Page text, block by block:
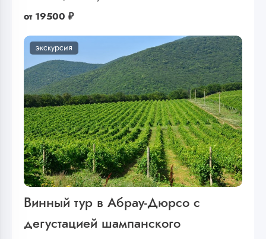
от 19500 ₽
экскурсия
Винный тур в Абрау-Дюрсо с
дегустацией шампанского